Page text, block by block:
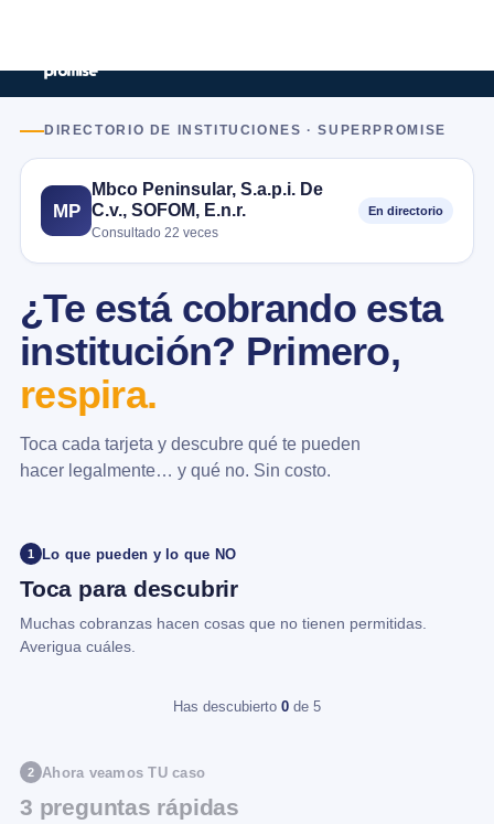
DIRECTORIO DE INSTITUCIONES · SUPERPROMISE
MP
Mbco Peninsular, S.a.p.i. De
C.v., SOFOM, E.n.r.
Consultado 22 veces
En directorio
¿Te está cobrando esta
institución? Primero,
respira.
Toca cada tarjeta y descubre qué te pueden
hacer legalmente… y qué no. Sin costo.
1 Lo que pueden y lo que NO
Toca para descubrir
Muchas cobranzas hacen cosas que no tienen permitidas.
Averigua cuáles.
Has descubierto 0 de 5
2 Ahora veamos TU caso
3 preguntas rápidas